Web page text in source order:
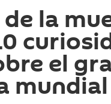
de la
el
mundial